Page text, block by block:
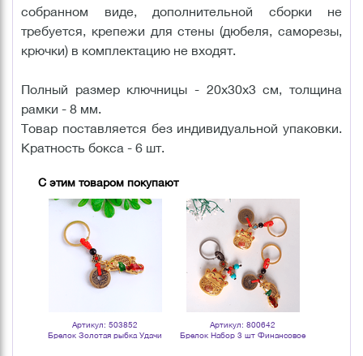
собранном виде, дополнительной сборки не
требуется, крепежи для стены (дюбеля, саморезы,
крючки) в комплектацию не входят.
Полный размер ключницы - 20х30х3 см, толщина
рамки - 8 мм.
Товар поставляется без индивидуальной упаковки.
Кратность бокса - 6 шт.
С этим товаром покупают
Артикул: 503852
Брелок Золотая рыбка Удачи
Артикул: 800642
Брелок Набор 3 шт Финансовое